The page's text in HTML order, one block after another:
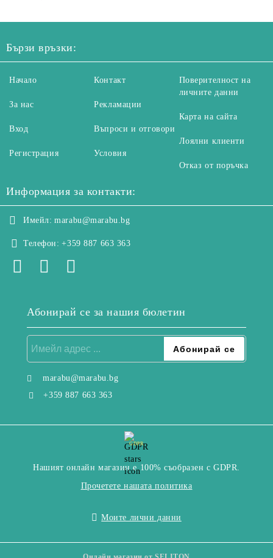
Бързи връзки:
Начало
За нас
Вход
Регистрация
Контакт
Рекламации
Въпроси и отговори
Условия
Поверителност на
личните данни
Карта на сайта
Лоялни клиенти
Отказ от поръчка
Информация за контакти:
Имейл: marabu@marabu.bg
Телефон: +359 887 663 363
Абонирай се за нашия бюлетин
marabu@marabu.bg
+359 887 663 363
GDPR
Нашият онлайн магазин е 100% съобразен с GDPR.
Прочетете нашата политика
Моите лични данни